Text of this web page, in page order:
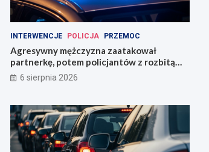
INTERWENCJE POLICJA PRZEMOC
Agresywny mężczyzna zaatakował
partnerkę, potem policjantów z rozbitą
butelką
6 sierpnia 2026